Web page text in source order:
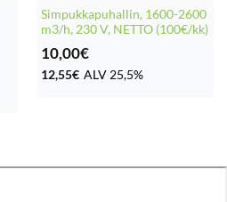
Simpukkapuhallin, 1600-2600
m3/h, 230 V, NETTO (100€/kk)
10,00€
12,55€ ALV 25,5%